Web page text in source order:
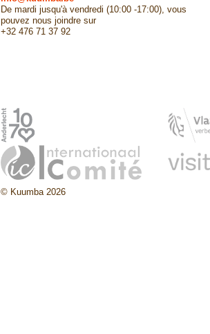
De mardi jusqu'à vendredi (10:00 -17:00), vous
pouvez nous joindre sur
+32 476 71 37 92
© Kuumba 2026